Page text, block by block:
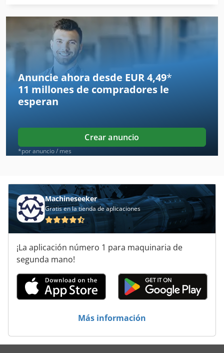
Escopleadora
Fresadora
Fresadora Swm
Hbm
Hbs
Homag Bof
Hsk63
Perfiladora
Prensa Madera
Sbf
Scheer
Scheppach 4010
Scheppach Hm2
Webo
Anuncie ahora desde EUR 4,49*
11 millones de compradores le
esperan
Crear anuncio
*por anuncio / mes
Machineseeker
Gratis en la tienda de aplicaciones
¡La aplicación número 1 para maquinaria de
segunda mano!
Más información